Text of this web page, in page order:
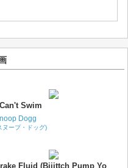
Can't Swim
Dogg
ヌープ・ドッグ)
Fluid (Biiittch Pump Yo